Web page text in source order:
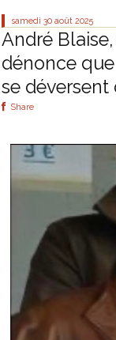
samedi 30 août 2025
André
dénonce
se
Share